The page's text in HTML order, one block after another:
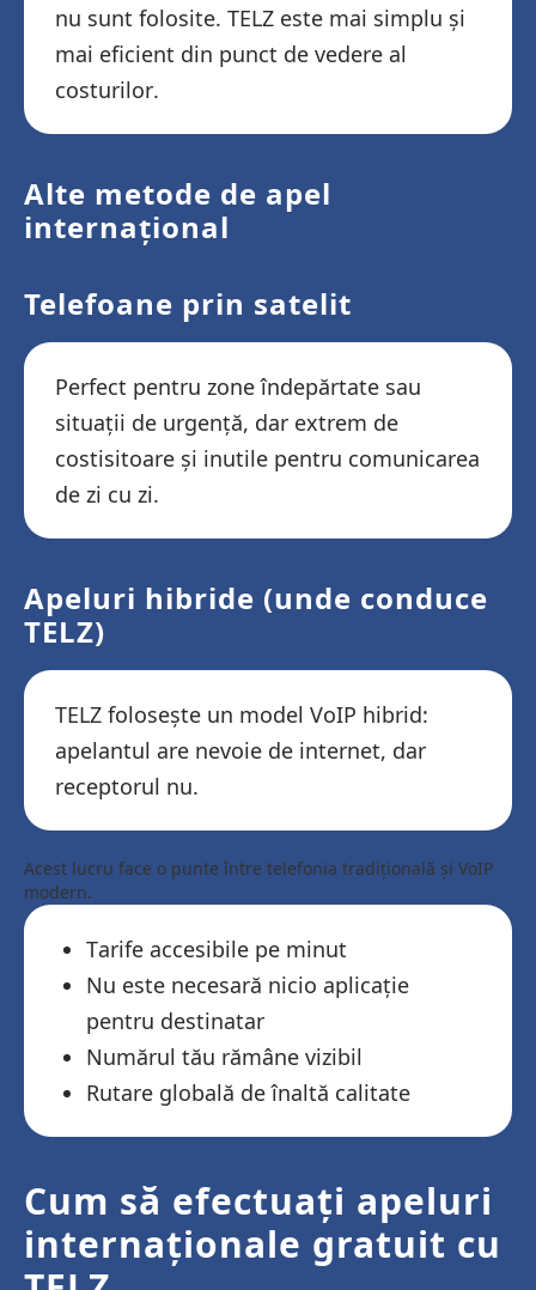
nu sunt folosite. TELZ este mai simplu și
mai eficient din punct de vedere al
costurilor.
Alte metode de apel
internațional
Telefoane prin satelit
Perfect pentru zone îndepărtate sau
situații de urgență, dar extrem de
costisitoare și inutile pentru comunicarea
de zi cu zi.
Apeluri hibride (unde conduce
TELZ)
TELZ folosește un model VoIP hibrid:
apelantul are nevoie de internet, dar
receptorul nu.
Acest lucru face o punte între telefonia tradițională și VoIP
modern.
Tarife accesibile pe minut
Nu este necesară nicio aplicație
pentru destinatar
Numărul tău rămâne vizibil
Rutare globală de înaltă calitate
Cum să efectuați apeluri
internaționale gratuit cu